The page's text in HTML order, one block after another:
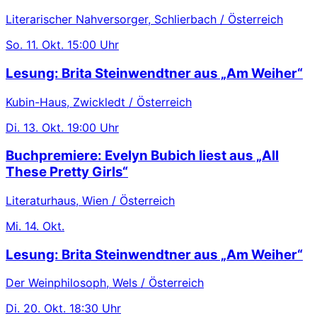
Literarischer Nahversorger, Schlierbach / Österreich
So. 11. Okt. 15:00 Uhr
Lesung: Brita Steinwendtner aus „Am Weiher“
Kubin-Haus, Zwickledt / Österreich
Di. 13. Okt. 19:00 Uhr
Buchpremiere: Evelyn Bubich liest aus „All
These Pretty Girls“
Literaturhaus, Wien / Österreich
Mi. 14. Okt.
Lesung: Brita Steinwendtner aus „Am Weiher“
Der Weinphilosoph, Wels / Österreich
Di. 20. Okt. 18:30 Uhr